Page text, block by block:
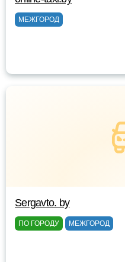
МЕЖГОРОД
Sergavto. by
ПО ГОРОДУ МЕЖГОРОД